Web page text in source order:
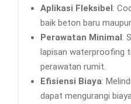
Aplikasi Fleksibel:
baik beton baru
Perawatan Minimal:
lapisan waterproofing
perawatan rumit.
Efisiensi Biaya:
dapat mengurangi